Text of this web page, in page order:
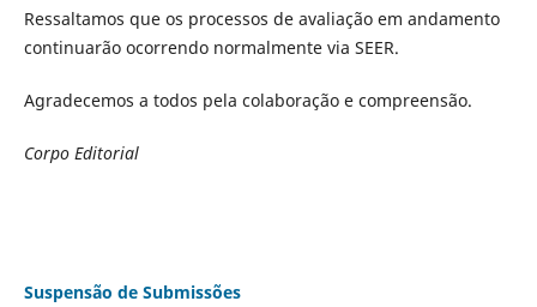
Ressaltamos que os processos de avaliação em andamento
continuarão ocorrendo normalmente via SEER.
Agradecemos a todos pela colaboração e compreensão.
Corpo Editorial
Suspensão de Submissões